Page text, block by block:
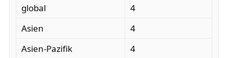
global
4
Asien
4
Asien-Pazifik
4